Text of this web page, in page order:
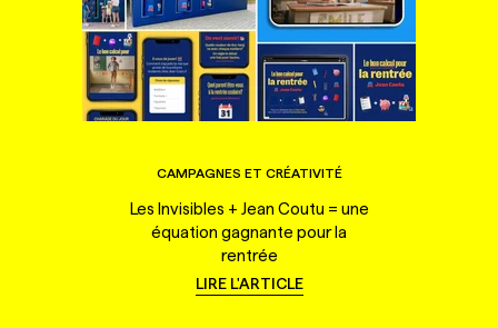
CAMPAGNES ET CRÉATIVITÉ
Les Invisibles + Jean Coutu = une
équation gagnante pour la
rentrée
LIRE L'ARTICLE